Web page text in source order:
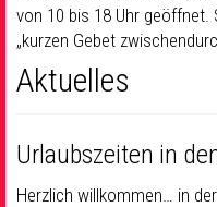
von 10 bis 18 Uhr geöffnet.
„kurzen Gebet
Aktuelles
Urlaubszeiten in
Herzlich willkommen… in